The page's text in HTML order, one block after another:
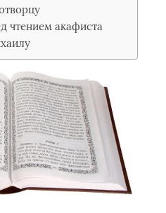
чтением акафиста